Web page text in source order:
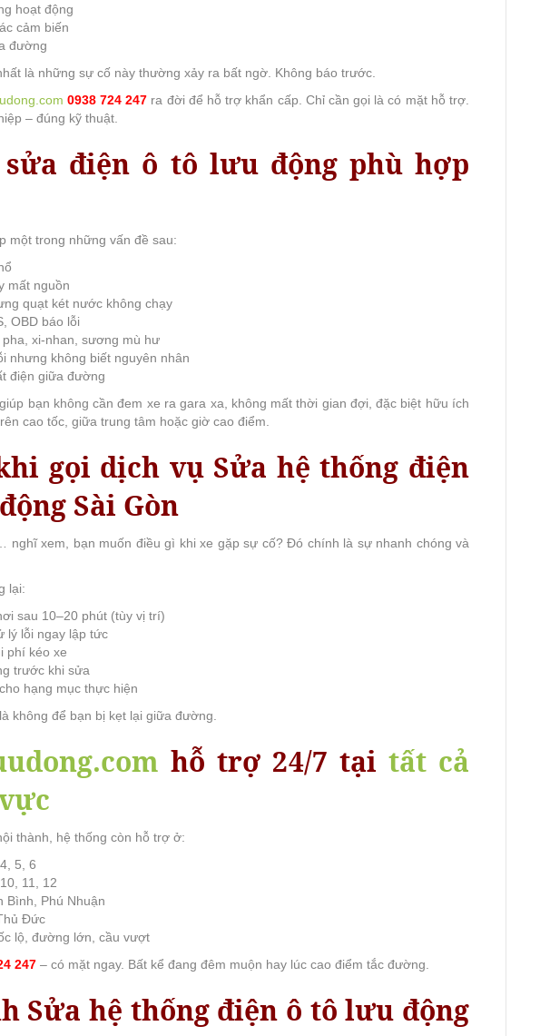
hoạt động
cảm biến
đường
là những sự cố này thường xảy ra bất ngờ. Không báo trước.
0938 724 247 ra đời để hỗ trợ khẩn cấp. Chỉ cần gọi là có mặt hỗ trợ.
– đúng kỹ thuật.
điện ô tô lưu động phù hợp
một trong những vấn đề sau:
mất nguồn
quạt két nước không chạy
OBD báo lỗi
pha, xi-nhan, sương mù hư
nhưng không biết nguyên nhân
điện giữa đường
bạn không cần đem xe ra gara xa, không mất thời gian đợi, đặc biệt hữu ích
cao tốc, giữa trung tâm hoặc giờ cao điểm.
gọi dịch vụ Sửa hệ thống điện
Sài Gòn
nghĩ xem, bạn muốn điều gì khi xe gặp sự cố? Đó chính là sự nhanh chóng và
lại:
sau 10–20 phút (tùy vị trí)
lý lỗi ngay lập tức
phí kéo xe
trước khi sửa
hạng mục thực hiện
không để bạn bị kẹt lại giữa đường.
hỗ trợ 24/7 tại tất cả
thành, hệ thống còn hỗ trợ ở:
5, 6
11, 12
Bình, Phú Nhuận
Đức
lộ, đường lớn, cầu vượt
247 – có mặt ngay. Bất kể đang đêm muộn hay lúc cao điểm tắc đường.
Sửa hệ thống điện ô tô lưu động